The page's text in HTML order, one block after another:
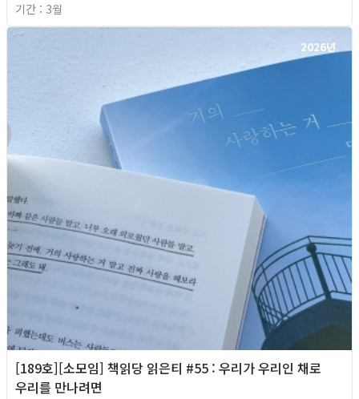
기간 : 3월
2026년
[189호][소모임] 책읽당 읽은티 #55 : 우리가 우리인 채로
우리를 만나려면